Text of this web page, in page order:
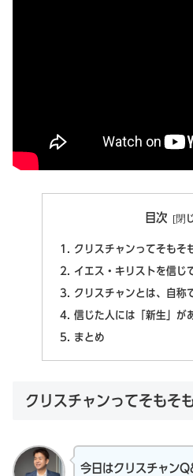
目次
クリスチャンってそもそ
イエス・キリストを信じ
クリスチャンとは、自称
信じた人には「新生」が
まとめ
クリスチャンってそもそ
今日はクリスチャン